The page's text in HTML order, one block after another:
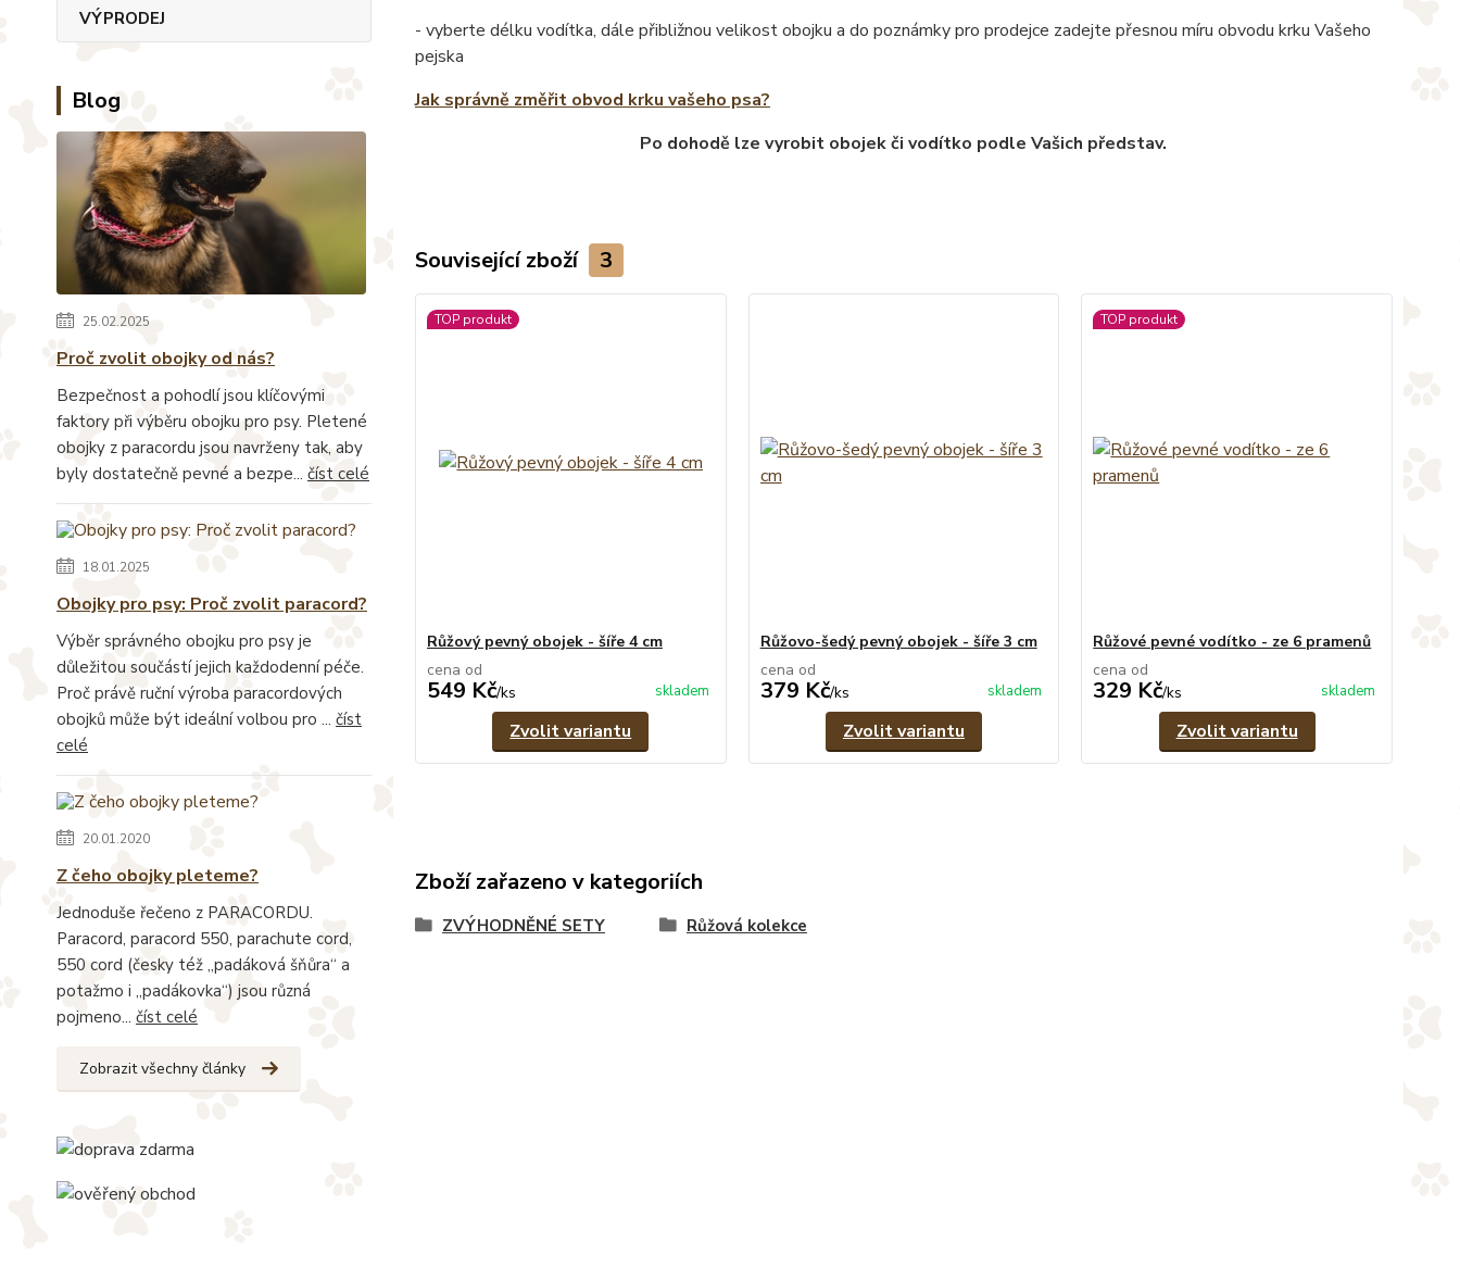
VÝPRODEJ
Blog
25.02.2025
Proč zvolit obojky od nás?
Bezpečnost a pohodlí jsou klíčovými
faktory při výběru obojku pro psy. Pletené
obojky z paracordu jsou navrženy tak, aby
byly dostatečně pevné a bezpe... číst celé
18.01.2025
Obojky pro psy: Proč zvolit paracord?
Výběr správného obojku pro psy je
důležitou součástí jejich každodenní péče.
Proč právě ruční výroba paracordových
obojků může být ideální volbou pro ... číst
celé
20.01.2020
Z čeho obojky pleteme?
Jednoduše řečeno z PARACORDU.
Paracord, paracord 550, parachute cord,
550 cord (česky též „padáková šňůra“ a
potažmo i „padákovka“) jsou různá
pojmeno... číst celé
Zobrazit všechny články
- vyberte délku vodítka, dále přibližnou velikost obojku a do poznámky pro prodejce zadejte přesnou míru obvodu krku Vašeho
pejska
Jak správně změřit obvod krku vašeho psa?
Po dohodě lze vyrobit obojek či vodítko podle Vašich představ.
Související zboží 3
TOP produkt
Růžový pevný obojek - šíře 4 cm
cena od
549 Kč/ks skladem
Zvolit variantu
Růžovo-šedý pevný obojek - šíře 3 cm
cena od
379 Kč/ks skladem
Zvolit variantu
TOP produkt
Růžové pevné vodítko - ze 6 pramenů
cena od
329 Kč/ks skladem
Zvolit variantu
Zboží zařazeno v kategoriích
ZVÝHODNĚNÉ SETY Růžová kolekce